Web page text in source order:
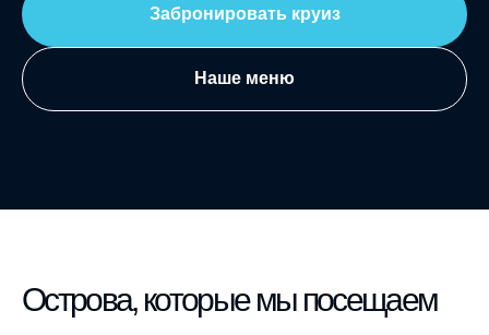
Забронировать круиз
Наше меню
Острова, которые мы посещаем